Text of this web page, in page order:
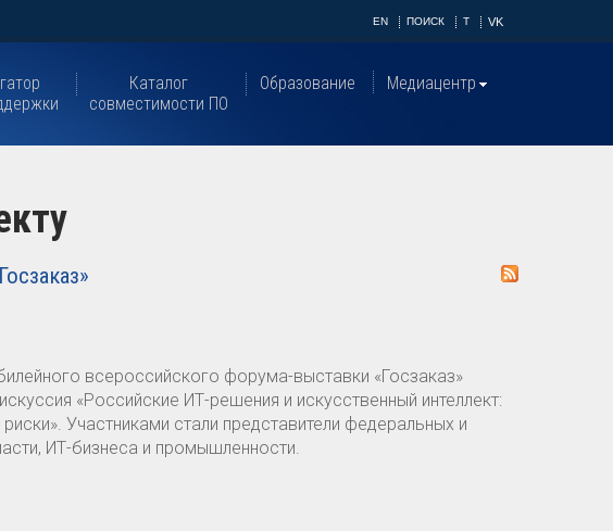
EN ПОИСК T VK
Каталог
совместимости ПО
Образование Медиацентр
всероссийского форума-выставки «Госзаказ»
«Российские ИТ-решения и искусственный интеллект:
Участниками стали представители федеральных и
ИТ-бизнеса и промышленности.